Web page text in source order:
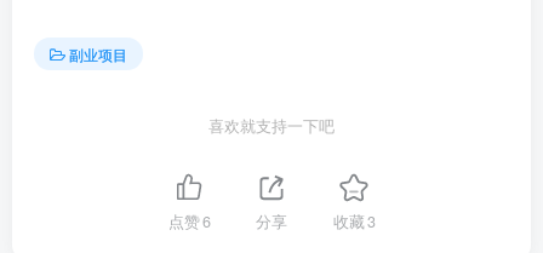
副业项目
喜欢就支持一下吧
点赞6 分享 收藏3